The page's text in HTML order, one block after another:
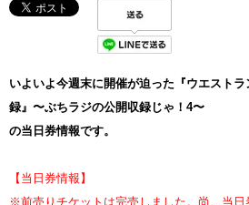
いよいよ今週末に開催が迫った『ウエスト
録』〜ぶちラジの公開収録じゃ！4〜
の当日券情報です。
【当日券情報】
※前売りチケットは完売しました。尚、当日